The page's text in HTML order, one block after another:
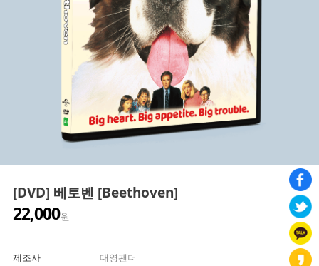
[DVD] 베토벤 [Beethoven]
22,000원
제조사
대영팬더